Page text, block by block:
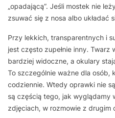
„opadającą”. Jeśli mostek nie
zsuwać się z nosa albo układać
Przy lekkich, transparentnych i
jest często zupełnie inny. Twarz
bardziej widoczne, a okulary
To szczególnie ważne dla osób,
codziennie. Wtedy oprawki nie
są częścią tego, jak wyglądamy
zdjęciach, w rozmowie z drugim